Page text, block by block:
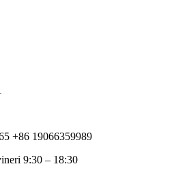
+86 19066359989
9:30 – 18:30